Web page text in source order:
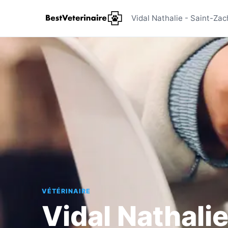
Vidal
Vidal Nathalie - Saint-
VÉTÉRINAIRE
Vidal Nathalie